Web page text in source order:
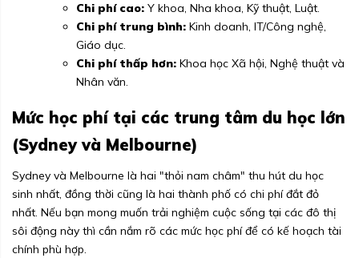
Chi phí cao: Y khoa, Nha khoa, Kỹ thuật, Luật.
Chi phí trung bình: Kinh doanh, IT/Công nghệ,
Giáo dục.
Chi phí thấp hơn: Khoa học Xã hội, Nghệ thuật và
Nhân văn.
Mức học phí tại các trung tâm du học lớn
(Sydney và Melbourne)
Sydney và Melbourne là hai "thỏi nam châm" thu hút du học
sinh nhất, đồng thời cũng là hai thành phố có chi phí đắt đỏ
nhất. Nếu bạn mong muốn trải nghiệm cuộc sống tại các đô thị
sôi động này thì cần nắm rõ các mức học phí để có kế hoạch tài
chính phù hợp.